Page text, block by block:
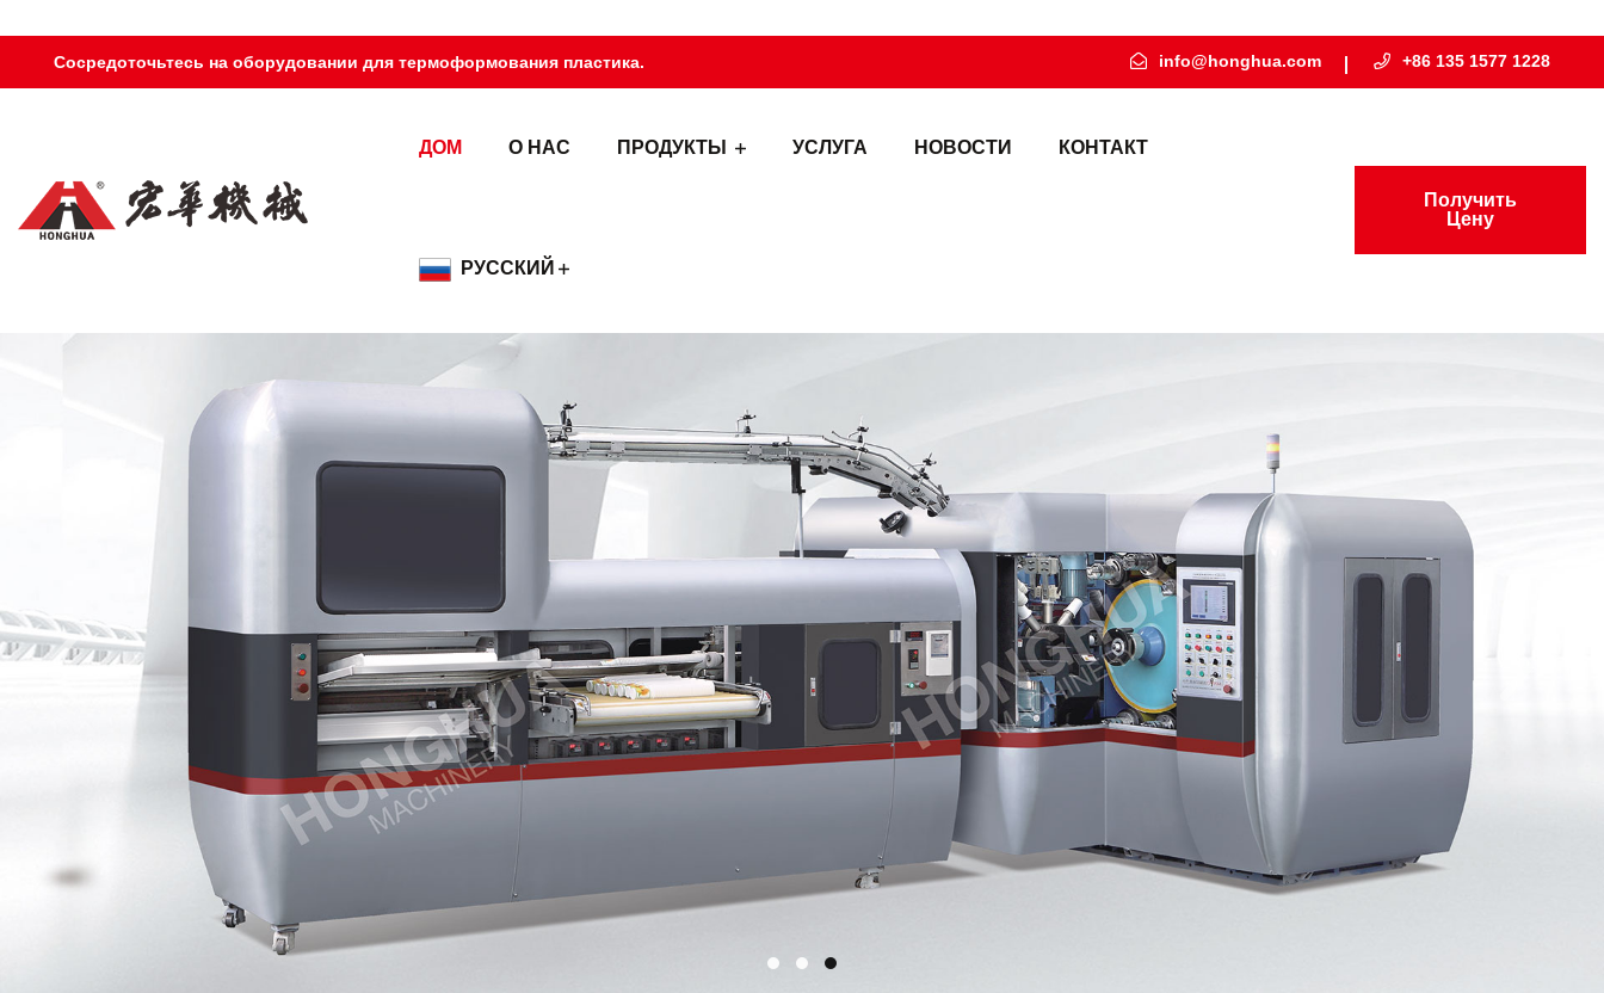
Сосредоточьтесь на оборудовании для термоформования пластика. info@honghua.com +86 135 1577 1228
ДОМ О НАС ПРОДУКТЫ УСЛУГА НОВОСТИ КОНТАКТ
РУССКИЙ
Получить
Цену